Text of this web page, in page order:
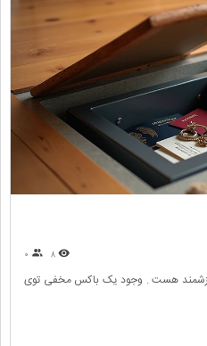
۸
هست . وجود یک باکس مخفی توی